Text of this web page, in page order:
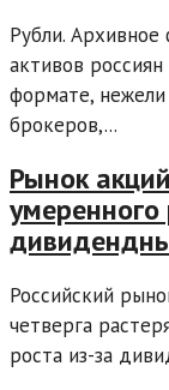
Рубли.
активов
формате,
брокеров,...
Рынок
умеренного
Российский
четверга
роста из-за